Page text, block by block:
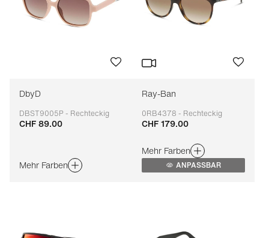
DbyD
DBST9005P - Rechteckig
Anpassbar
CHF 89.00
Mehr Farben
Ray-Ban
0RB4378 - Rechteckig
Anpassbar
CHF 179.00
Mehr Farben
ANPASSBAR